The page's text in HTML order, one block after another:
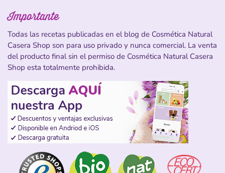
Importante
Todas las recetas publicadas en el blog de Cosmética Natural
Casera Shop son para uso privado y nunca comercial. La venta
del producto final sin el permiso de Cosmética Natural Casera
Shop esta totalmente prohibida.